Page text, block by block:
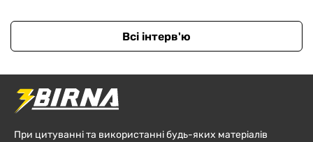
Всі інтерв'ю
При цитуванні та використанні будь-яких матеріалів